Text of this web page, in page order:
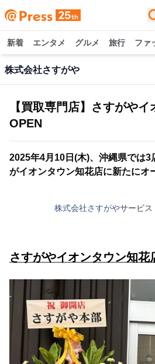
新着 エンタメ グルメ 旅行 ファ
株式会社さすがや
【買取専門店】さすがや
OPEN
2025年4月10日(木)、沖縄県では3
がイオンタウン知花店に新たにオ
株式会社さすがやサービス
さすがやイオンタウン知花